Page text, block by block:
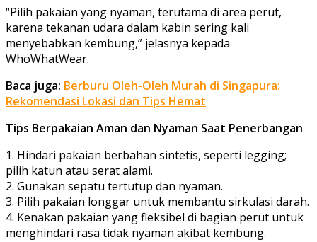
“Pilih pakaian yang nyaman, terutama di area perut,
karena tekanan udara dalam kabin sering kali
menyebabkan kembung,” jelasnya kepada
WhoWhatWear.
Baca juga: Berburu Oleh-Oleh Murah di Singapura:
Rekomendasi Lokasi dan Tips Hemat
Tips Berpakaian Aman dan Nyaman Saat Penerbangan
1. Hindari pakaian berbahan sintetis, seperti legging;
pilih katun atau serat alami.
2. Gunakan sepatu tertutup dan nyaman.
3. Pilih pakaian longgar untuk membantu sirkulasi darah.
4. Kenakan pakaian yang fleksibel di bagian perut untuk
menghindari rasa tidak nyaman akibat kembung.